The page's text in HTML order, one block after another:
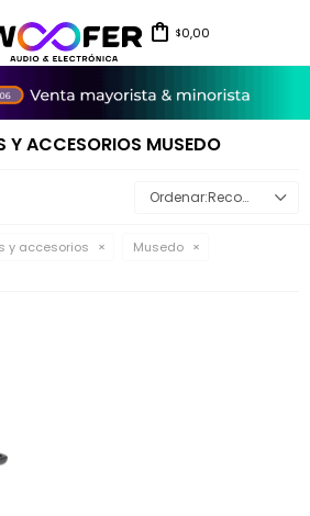
$0,00
Y ACCESORIOS MUSEDO
Recomendados
y accesorios Musedo